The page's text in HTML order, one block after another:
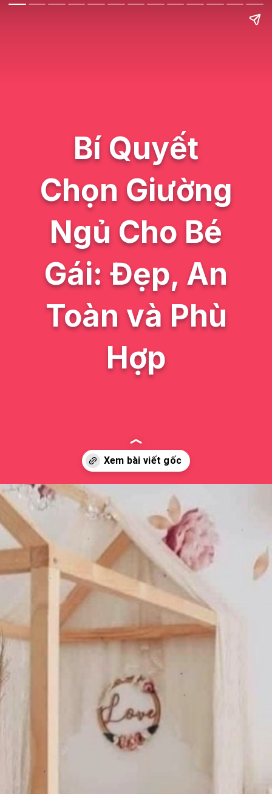
Bí Quyết
Chọn Giường
Ngủ Cho Bé
Gái: Đẹp, An
Toàn và Phù
Hợp
Đang mở